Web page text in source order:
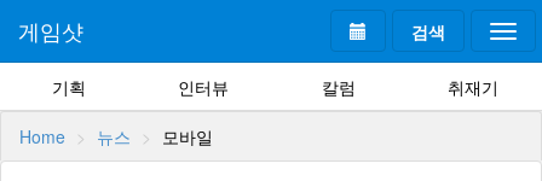
검색
게임샷
기획 인터뷰 칼럼 취재기
Home 뉴스 모바일